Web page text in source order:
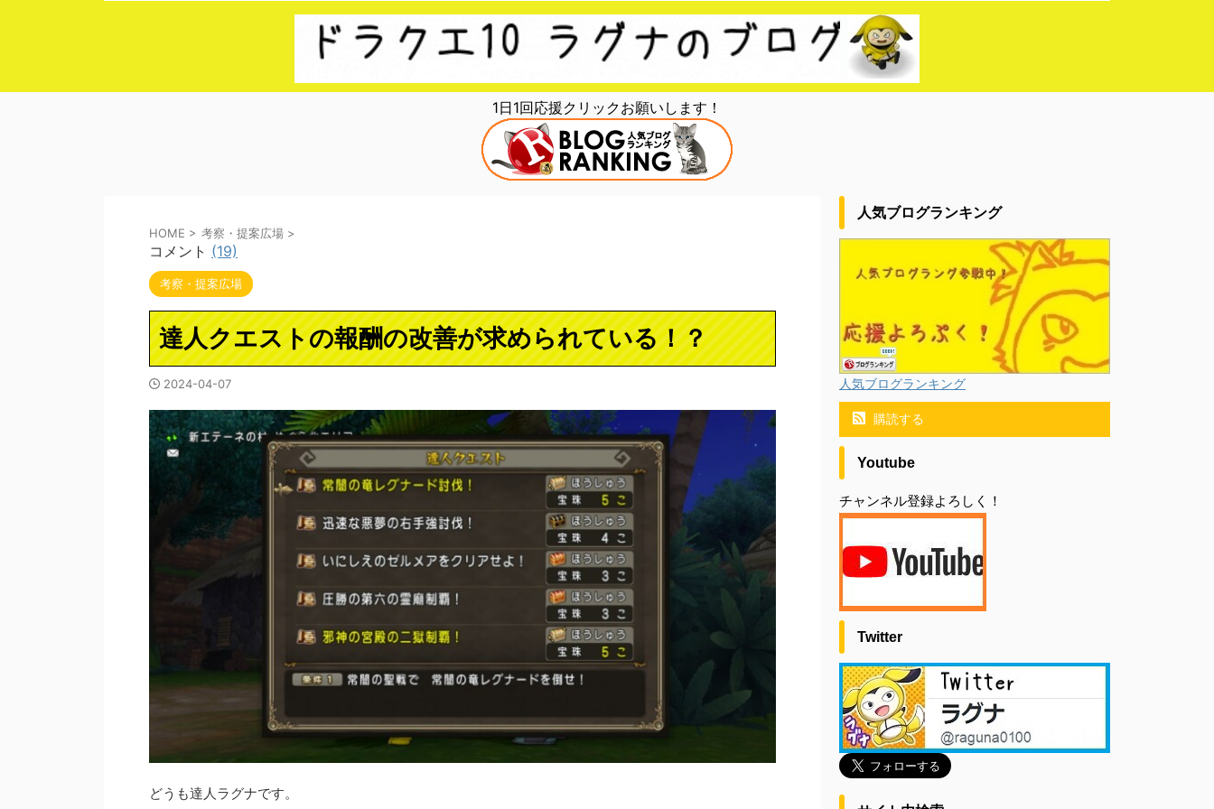
1日1回応援クリックお願いします！
HOME > 考察・提案広場 >
コメント (19)
考察・提案広場
達人クエストの報酬の改善が求められている！？
2024-04-07
どうも達人ラグナです。
人気ブログランキング
人気ブログランキング
購読する
Youtube
チャンネル登録よろしく！
Twitter